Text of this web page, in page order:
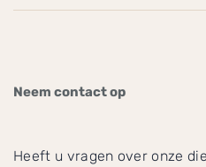
Neem contact op
Heeft u vragen over onze